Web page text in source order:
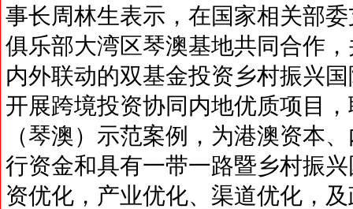
事长周林生表示，在国家相关部
俱乐部大湾区琴澳基地共同合作，
内外联动的双基金投资乡村振兴
开展跨境投资协同内地优质项目
（琴澳）示范案例，为港澳资本
行资金和具有一带一路暨乡村振
资优化，产业优化、渠道优化，